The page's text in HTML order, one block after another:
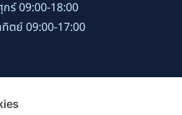
ร์ 09:00-18:00
ทิตย์ 09:00-17:00
กรุงเทพมหานคร 10110